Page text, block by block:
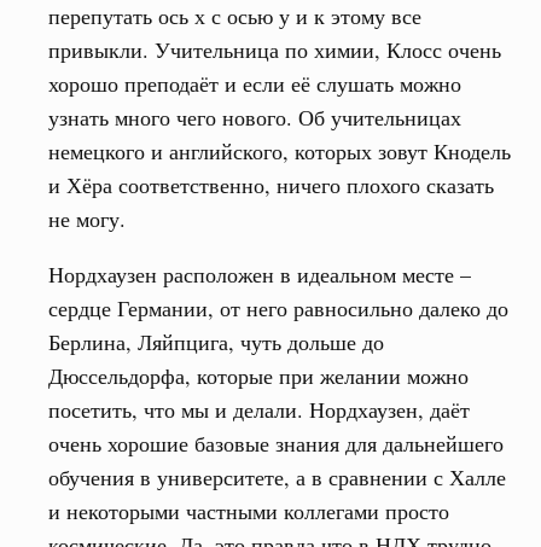
перепутать ось х с осью у и к этому все
привыкли. Учительница по химии, Клосс очень
хорошо преподаёт и если её слушать можно
узнать много чего нового. Об учительницах
немецкого и английского, которых зовут Кнодель
и Хёра соответственно, ничего плохого сказать
не могу.
Нордхаузен расположен в идеальном месте –
сердце Германии, от него равносильно далеко до
Берлина, Ляйпцига, чуть дольше до
Дюссельдорфа, которые при желании можно
посетить, что мы и делали. Нордхаузен, даёт
очень хорошие базовые знания для дальнейшего
обучения в университете, а в сравнении с Халле
и некоторыми частными коллегами просто